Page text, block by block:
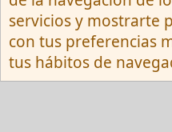
Privacy policy
Ayuda
Community platform
2026 XenForo Ltd.
servicios y mostrarte
con tus preferencias
tus hábitos de